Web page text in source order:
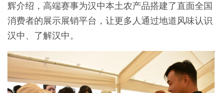
辉介绍，高端赛事为汉中本土农产品搭建了直面全国
消费者的展示展销平台，让更多人通过地道风味认识
汉中、了解汉中。